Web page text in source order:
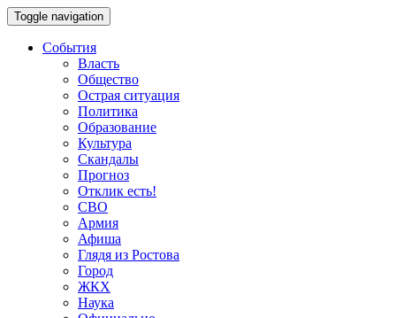
Toggle navigation
События
Власть
Общество
Острая ситуация
Политика
Образование
Культура
Скандалы
Прогноз
Отклик есть!
СВО
Армия
Афиша
Глядя из Ростова
Город
ЖКХ
Наука